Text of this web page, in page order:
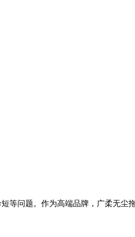
等问题。作为高端品牌，广柔无